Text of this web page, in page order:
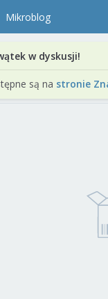
Mikroblog
w dyskusji!
są na stronie